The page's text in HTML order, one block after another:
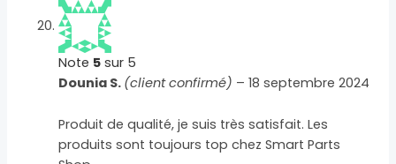
Note 5 sur 5
Dounia S. (client confirmé) – 18 septembre 2024
Produit de qualité, je suis très satisfait. Les
produits sont toujours top chez Smart Parts